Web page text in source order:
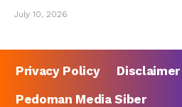
July 10, 2026
Privacy Policy
Disclaimer
Pedoman Media Siber